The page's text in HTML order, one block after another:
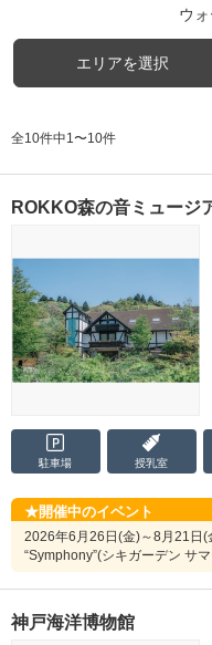
ウ
エリアを選択
全10件中1〜10件
ROKKO森の音ミュージ
駐車場 授乳室
開催中のイベント
2026年6月26日(金)～8月21日(
“Symphony”(シキガーデン サ
神戸海洋博物館